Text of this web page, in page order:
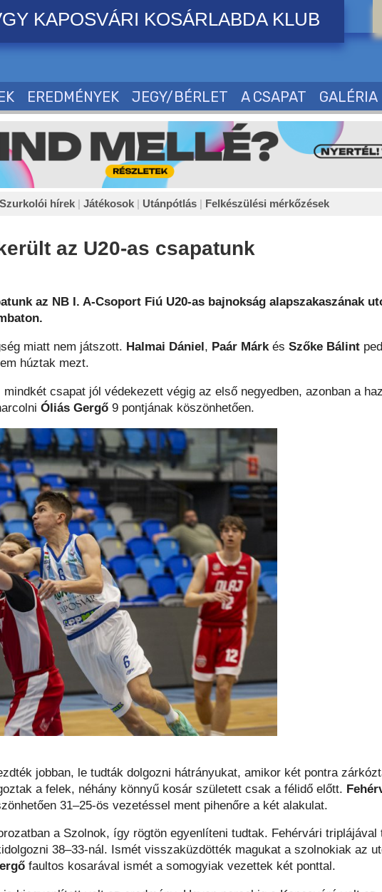
KAPOSVÁRI KOSÁRLABDA KLUB
EREDMÉNYEK JEGY/BÉRLET A CSAPAT GALÉRIA
Szurkolói hírek | Játékosok | Utánpótlás | Felkészülési mérkőzések
az U20-as csapatunk
az NB I. A-Csoport Fiú U20-as bajnokság alapszakaszának
miatt nem játszott. Halmai Dániel, Paár Márkés Szőke Bálint
húztak mezt.
csapat jól védekezett végig az első negyedben, azonban a
Óliás Gergő 9 pontjának köszönhetően.
jobban, le tudták dolgozni hátrányukat, amikor két pontra
a felek, néhány könnyű kosár született csak a félidő előtt.
31–25-ös vezetéssel ment pihenőre a két alakulat.
a Szolnok, így rögtön egyenlíteni tudtak. Fehérvári triplájával
38–33-nál. Ismét visszaküzdötték magukat a szolnokiak az
faultos kosarával ismét a somogyiak vezettek két ponttal.